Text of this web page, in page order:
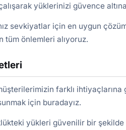
yüklerinizi güvence altına
sevkiyatlar için en uygun
tüm önlemleri alıyoruz.
farklı
için buradayız.
yükleri güvenilir bir şekilde